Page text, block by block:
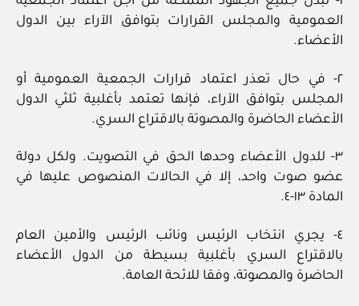
العمومية والمجلس القرارات بتوافق الآراء بين الدول
الأعضاء.
٢- في حال تعذر اعتماد قرارات الجمعية العمومية أو
المجلس بتوافق الآراء، فإنها تعتمد بأغلبية ثلثي الدول
الأعضاء الحاضرة والمصوتة بالاقتراع السري.
٣- للدول الأعضاء وحدها الحق في التصويت. ولكل دولة
عضو صوت واحد، إلا في الحالات المنصوص عليها في
المادة ١٣-٤.
٤- يجري انتخاب الرئيس ونائب الرئيس والأمين العام
بالاقتراع السري بأغلبية بسيطة من الدول الأعضاء
الحاضرة والمصوتة، وفقا للائحة العامة.